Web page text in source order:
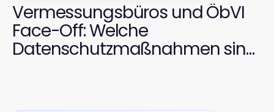
Vermessungsbüros und ÖbVI
Face-Off: Welche
Datenschutzmaßnahmen sind